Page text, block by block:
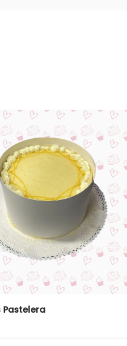
Pastelera